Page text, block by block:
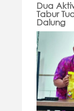
Dua
Tabur
Dalung